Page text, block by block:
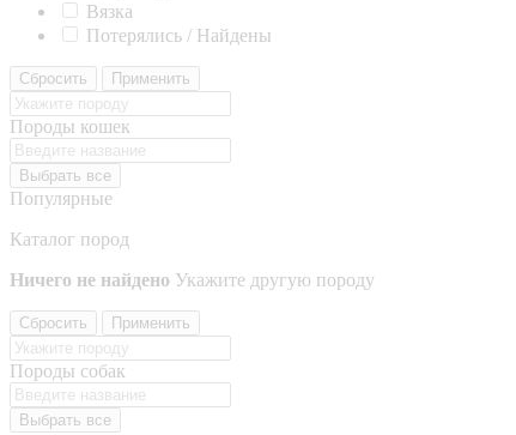
Вязка
Потерялись / Найдены
Сбросить Применить
Породы кошек
Выбрать все
Популярные
Каталог пород
Ничего не найдено Укажите другую породу
Сбросить Применить
Породы собак
Выбрать все